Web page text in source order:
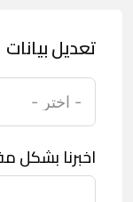
تعديل بيانات
اخبرنا بشكل